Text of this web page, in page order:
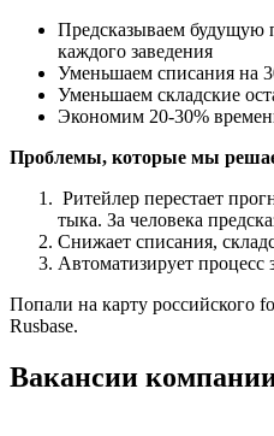
Предсказываем будущую
каждого заведения
Уменьшаем списания на
Уменьшаем складские
Экономим 20-30%
Проблемы, которые мы
Ритейлер перестает
тыка. За человека
Снижает списания,
Автоматизирует процесс
Попали на карту российского
Rusbase.
Вакансии